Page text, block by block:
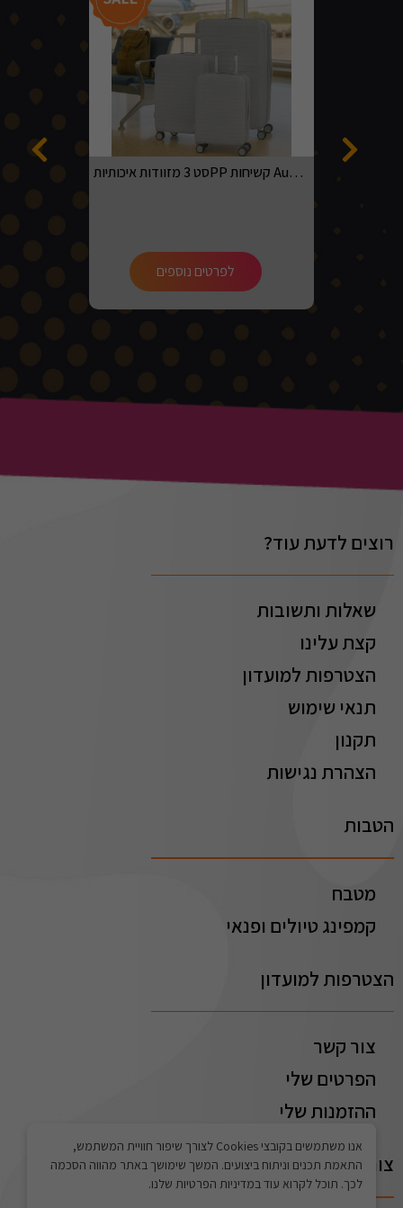
אנו משתמשים בקובצי Cookies לצורך שיפור חוויית המשתמש,
התאמת תכנים וניתוח ביצועים. המשך שימושך באתר מהווה הסכמה
לכך. תוכל לקרוא עוד במדיניות הפרטיות שלנו.
סט 3 מזוודות איכותיותPP קשיחות Australian adventurer בגדלים 20, 24, 28 בצבע אפור בהיר
לפרטים נוספים
רוצים לדעת עוד?
שאלות ותשובות
קצת עלינו
הצטרפות למועדון
תנאי שימוש
תקנון
הצהרת נגישות
הטבות
מטבח
קמפינג טיולים ופנאי
הצטרפות למועדון
צור קשר
הפרטים שלי
ההזמנות שלי
צור קשר